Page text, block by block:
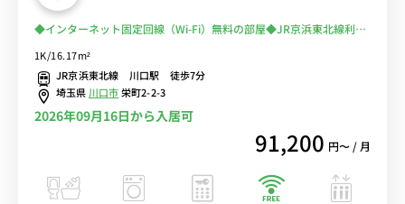
◆インターネット固定回線（Wi-Fi）無料の部屋◆JR京浜東北線利用
1K/16.17m²
JR京浜東北線 川口駅 徒歩7分
埼玉県 川口市栄町2-2-3
2026年09月16日から入居可
91,200 円〜 / 月